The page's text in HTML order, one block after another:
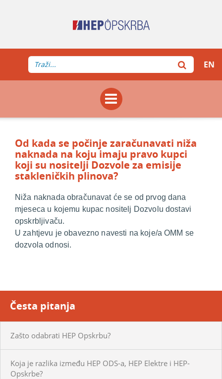
EN
Od kada se počinje zaračunavati niža
naknada na koju imaju pravo kupci
koji su nositelji Dozvole za emisije
stakleničkih plinova?
Niža naknada obračunavat će se od prvog dana
mjeseca u kojemu kupac nositelj Dozvolu dostavi
opskrbljivaču.
U zahtjevu je obavezno navesti na koje/a OMM se
dozvola odnosi.
Česta pitanja
Zašto odabrati HEP Opskrbu?
Koja je razlika između HEP ODS-a, HEP Elektre i HEP-
Opskrbe?